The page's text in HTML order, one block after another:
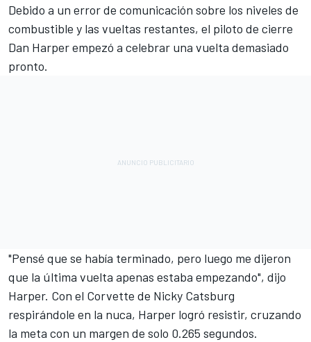
Debido a un error de comunicación sobre los niveles de
combustible y las vueltas restantes, el piloto de cierre
Dan Harper empezó a celebrar una vuelta demasiado
pronto.
"Pensé que se había terminado, pero luego me dijeron
que la última vuelta apenas estaba empezando", dijo
Harper. Con el Corvette de Nicky Catsburg
respirándole en la nuca, Harper logró resistir, cruzando
la meta con un margen de solo 0.265 segundos.